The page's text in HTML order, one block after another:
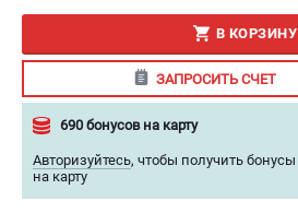
Сервисный центр
Гарантия
Правила обмена и возврата
ИНФОРМАЦИЯ
В КОРЗИНУ
ЗАПРОСИТЬ СЧЕТ
690 бонусов на карту
Авторизуйтесь, чтобы получить бонусы
на карту